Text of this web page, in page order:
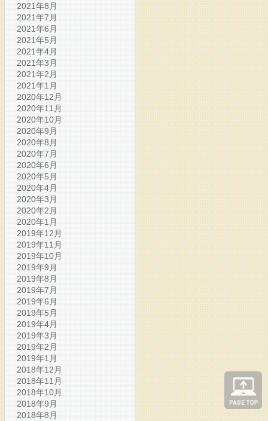
2021年8月
2021年7月
2021年6月
2021年5月
2021年4月
2021年3月
2021年2月
2021年1月
2020年12月
2020年11月
2020年10月
2020年9月
2020年8月
2020年7月
2020年6月
2020年5月
2020年4月
2020年3月
2020年2月
2020年1月
2019年12月
2019年11月
2019年10月
2019年9月
2019年8月
2019年7月
2019年6月
2019年5月
2019年4月
2019年3月
2019年2月
2019年1月
2018年12月
2018年11月
2018年10月
2018年9月
2018年8月